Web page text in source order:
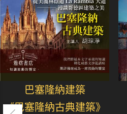
巴塞隆納建築
《巴塞隆納古典建築》